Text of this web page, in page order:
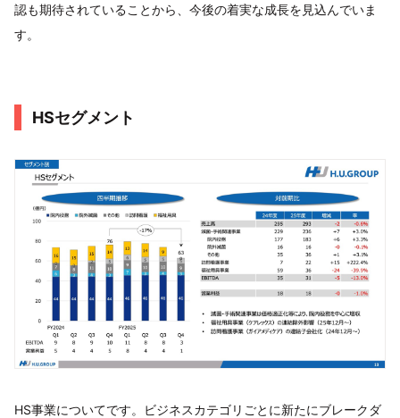
認も期待されていることから、今後の着実な成長を見込んでいま
す。
HSセグメント
HS事業についてです。ビジネスカテゴリごとに新たにブレークダ